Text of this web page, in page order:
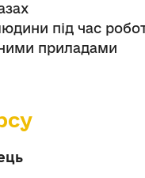
під час
приладами